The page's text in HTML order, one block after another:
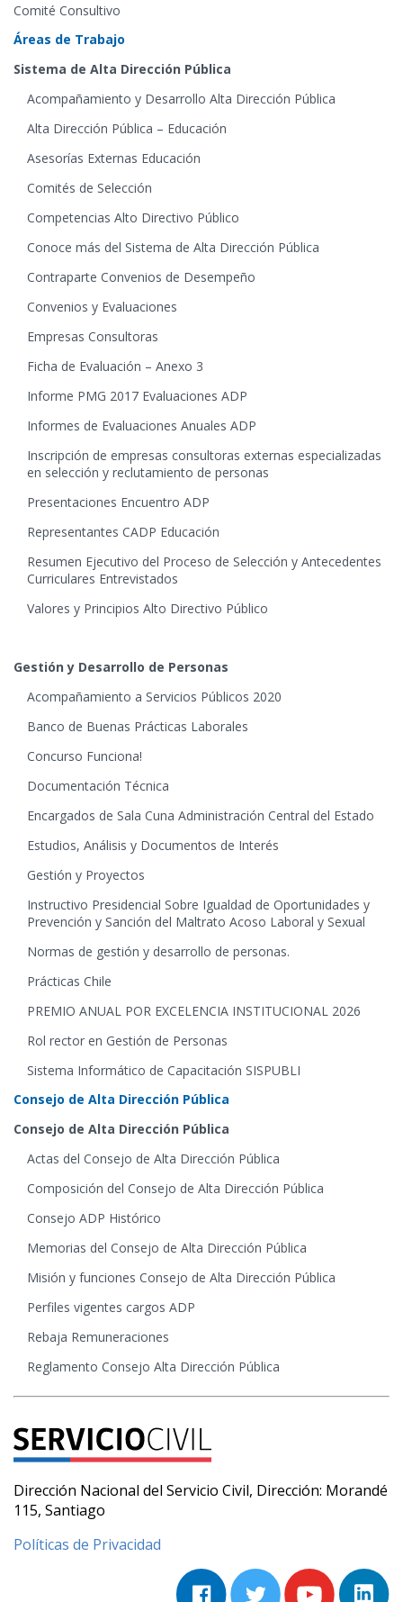
Comité Consultivo
Áreas de Trabajo
Sistema de Alta Dirección Pública
Acompañamiento y Desarrollo Alta Dirección Pública
Alta Dirección Pública – Educación
Asesorías Externas Educación
Comités de Selección
Competencias Alto Directivo Público
Conoce más del Sistema de Alta Dirección Pública
Contraparte Convenios de Desempeño
Convenios y Evaluaciones
Empresas Consultoras
Ficha de Evaluación – Anexo 3
Informe PMG 2017 Evaluaciones ADP
Informes de Evaluaciones Anuales ADP
Inscripción de empresas consultoras externas especializadas
en selección y reclutamiento de personas
Presentaciones Encuentro ADP
Representantes CADP Educación
Resumen Ejecutivo del Proceso de Selección y Antecedentes
Curriculares Entrevistados
Valores y Principios Alto Directivo Público
Gestión y Desarrollo de Personas
Acompañamiento a Servicios Públicos 2020
Banco de Buenas Prácticas Laborales
Concurso Funciona!
Documentación Técnica
Encargados de Sala Cuna Administración Central del Estado
Estudios, Análisis y Documentos de Interés
Gestión y Proyectos
Instructivo Presidencial Sobre Igualdad de Oportunidades y
Prevención y Sanción del Maltrato Acoso Laboral y Sexual
Normas de gestión y desarrollo de personas.
Prácticas Chile
PREMIO ANUAL POR EXCELENCIA INSTITUCIONAL 2026
Rol rector en Gestión de Personas
Sistema Informático de Capacitación SISPUBLI
Consejo de Alta Dirección Pública
Consejo de Alta Dirección Pública
Actas del Consejo de Alta Dirección Pública
Composición del Consejo de Alta Dirección Pública
Consejo ADP Histórico
Memorias del Consejo de Alta Dirección Pública
Misión y funciones Consejo de Alta Dirección Pública
Perfiles vigentes cargos ADP
Rebaja Remuneraciones
Reglamento Consejo Alta Dirección Pública
Dirección Nacional del Servicio Civil, Dirección: Morandé
115, Santiago
Políticas de Privacidad